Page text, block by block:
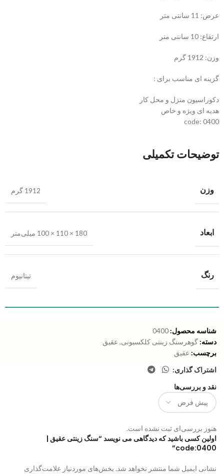
عرض: 11 سانتی متر
ارتفاع: 10 سانتی متر
وزن: 1912 گرم
گزینه ای مناسب برای :
دکوراسیون منزل و محل کار
هدیه ای ویژه و خاص
code: 0400
توضیحات تکمیلی
وزن 1912 گرم
ابعاد 180 × 110 × 100 میلی‌متر
رنگ تیتانیوم
شناسه محصول: 0400
دسته: گوهرسنگ زینتی کلکسیونی, عقیق
برچسب: عقیق
اشتراک گذاری:
نقد و بررسی‌ها
هنوز بررسی‌ای ثبت نشده است.
اولین کسی باشید که دیدگاهی می نویسد “سنگ زینتی عقیق |
code:0400”
نشانی ایمیل شما منتشر نخواهد شد. بخش‌های موردنیاز علامت‌گذاری